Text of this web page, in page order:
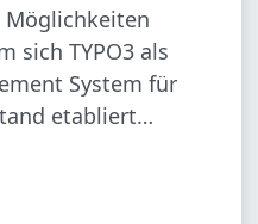
Möglichkeiten
sich TYPO3 als
System für
etabliert…